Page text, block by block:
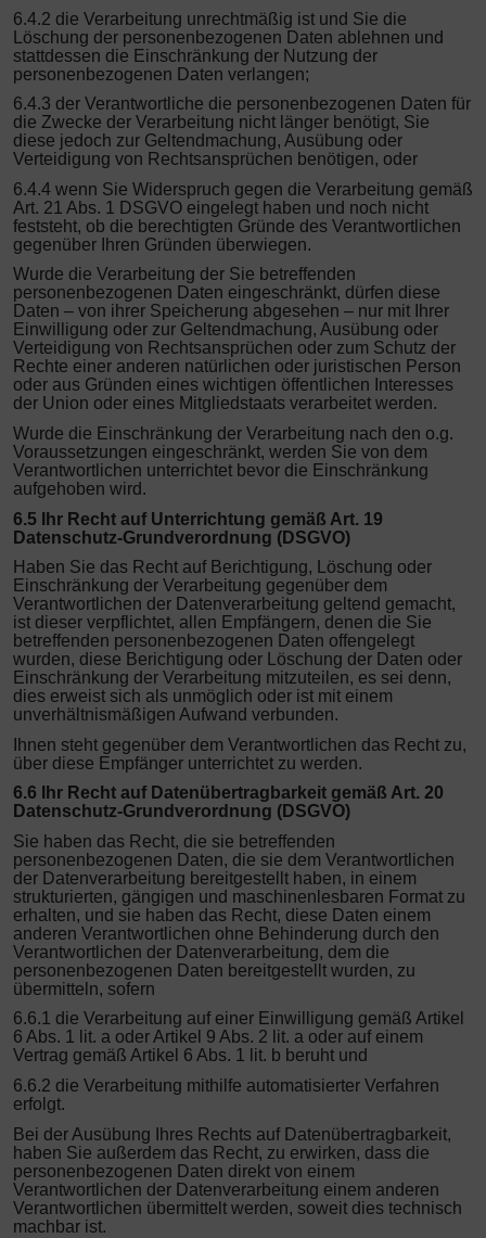
6.4.2 die Verarbeitung unrechtmäßig ist und Sie die
Löschung der personenbezogenen Daten ablehnen und
stattdessen die Einschränkung der Nutzung der
personenbezogenen Daten verlangen;
6.4.3 der Verantwortliche die personenbezogenen Daten für
die Zwecke der Verarbeitung nicht länger benötigt, Sie
diese jedoch zur Geltendmachung, Ausübung oder
Verteidigung von Rechtsansprüchen benötigen, oder
6.4.4 wenn Sie Widerspruch gegen die Verarbeitung gemäß
Art. 21 Abs. 1 DSGVO eingelegt haben und noch nicht
feststeht, ob die berechtigten Gründe des Verantwortlichen
gegenüber Ihren Gründen überwiegen.
Wurde die Verarbeitung der Sie betreffenden
personenbezogenen Daten eingeschränkt, dürfen diese
Daten – von ihrer Speicherung abgesehen – nur mit Ihrer
Einwilligung oder zur Geltendmachung, Ausübung oder
Verteidigung von Rechtsansprüchen oder zum Schutz der
Rechte einer anderen natürlichen oder juristischen Person
oder aus Gründen eines wichtigen öffentlichen Interesses
der Union oder eines Mitgliedstaats verarbeitet werden.
Wurde die Einschränkung der Verarbeitung nach den o.g.
Voraussetzungen eingeschränkt, werden Sie von dem
Verantwortlichen unterrichtet bevor die Einschränkung
aufgehoben wird.
6.5 Ihr Recht auf Unterrichtung gemäß Art. 19
Datenschutz-Grundverordnung (DSGVO)
Haben Sie das Recht auf Berichtigung, Löschung oder
Einschränkung der Verarbeitung gegenüber dem
Verantwortlichen der Datenverarbeitung geltend gemacht,
ist dieser verpflichtet, allen Empfängern, denen die Sie
betreffenden personenbezogenen Daten offengelegt
wurden, diese Berichtigung oder Löschung der Daten oder
Einschränkung der Verarbeitung mitzuteilen, es sei denn,
dies erweist sich als unmöglich oder ist mit einem
unverhältnismäßigen Aufwand verbunden.
Ihnen steht gegenüber dem Verantwortlichen das Recht zu,
über diese Empfänger unterrichtet zu werden.
6.6 Ihr Recht auf Datenübertragbarkeit gemäß Art. 20
Datenschutz-Grundverordnung (DSGVO)
Sie haben das Recht, die sie betreffenden
personenbezogenen Daten, die sie dem Verantwortlichen
der Datenverarbeitung bereitgestellt haben, in einem
strukturierten, gängigen und maschinenlesbaren Format zu
erhalten, und sie haben das Recht, diese Daten einem
anderen Verantwortlichen ohne Behinderung durch den
Verantwortlichen der Datenverarbeitung, dem die
personenbezogenen Daten bereitgestellt wurden, zu
übermitteln, sofern
6.6.1 die Verarbeitung auf einer Einwilligung gemäß Artikel
6 Abs. 1 lit. a oder Artikel 9 Abs. 2 lit. a oder auf einem
Vertrag gemäß Artikel 6 Abs. 1 lit. b beruht und
6.6.2 die Verarbeitung mithilfe automatisierter Verfahren
erfolgt.
Bei der Ausübung Ihres Rechts auf Datenübertragbarkeit,
haben Sie außerdem das Recht, zu erwirken, dass die
personenbezogenen Daten direkt von einem
Verantwortlichen der Datenverarbeitung einem anderen
Verantwortlichen übermittelt werden, soweit dies technisch
machbar ist.